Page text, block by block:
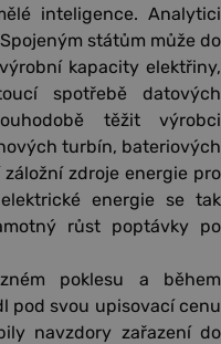
inteligence. Analytici
státům může do
kapacity elektřiny,
spotřebě datových
těžit výrobci
turbín, bateriových
zdroje energie pro
energie se tak
růst poptávky po
poklesu a během
pod svou upisovací cenu
navzdory zařazení do